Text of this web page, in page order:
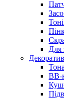
Для
BB-